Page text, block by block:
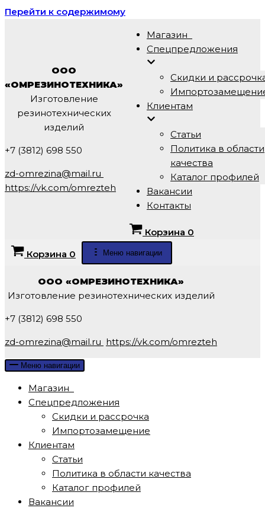
Перейти к содержимому
ООО
«ОМРЕЗИНОТЕХНИКА»
Изготовление
резинотехнических
изделий
+7 (3812) 698 550
zd-omrezina@mail.ru
https://vk.com/omrezteh
Магазин
Спецпредложения
Скидки и
Клиентам
Статьи
Политика в области
качества
Каталог профилей
Вакансии
Контакты
Корзина 0
Корзина 0 Меню навигации
ООО «ОМРЕЗИНОТЕХНИКА»
Изготовление резинотехнических изделий
+7 (3812) 698 550
zd-omrezina@mail.ru https://vk.com/omrezteh
Меню навигации
Магазин
Спецпредложения
Скидки и рассрочка
Импортозамещение
Клиентам
Статьи
Политика в области качества
Каталог профилей
Вакансии